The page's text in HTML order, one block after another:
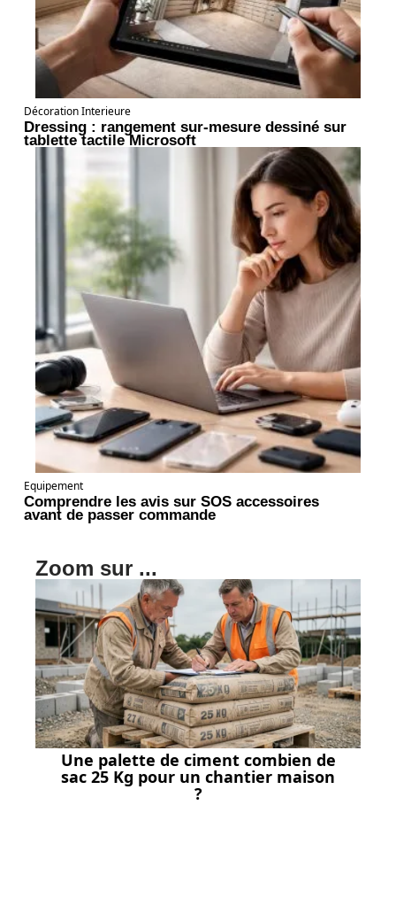
Décoration Interieure
Dressing : rangement sur-mesure dessiné sur
tablette tactile Microsoft
Equipement
Comprendre les avis sur SOS accessoires
avant de passer commande
Zoom sur ...
Une palette de ciment combien de
sac 25 Kg pour un chantier maison
?